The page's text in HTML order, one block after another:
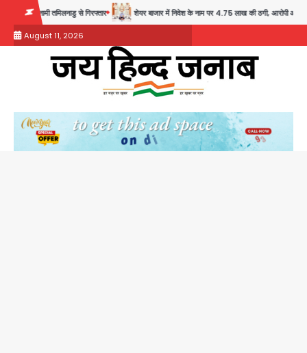
content
से गिरफ्तार शेयर बाजार में निवेश के नाम पर 4.75 लाख की ठगी, आरोपी ओडिशा से गिरफ्तार
August 11, 2026